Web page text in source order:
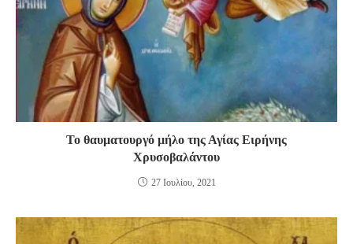
Το θαυματουργό μήλο της Αγίας Ειρήνης
Χρυσοβαλάντου
27 Ιουλίου, 2021